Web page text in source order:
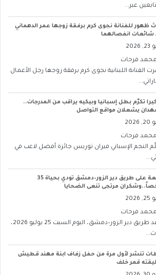
عبر...
ظهور للفنانة نجوى كرم برفقة زوجها عمر الدهماني
شائعات انفصالهما
محمد فرحات
الفنانة اللبنانية نجوى كرم برفقة زوجها رجل الأعمال
تكرّم بطل إسبانيا وبيكيه يراقب من المدرجات..
يشعلان مواقع التواصل
محمد فرحات
النجم الإسباني فيران توريس جائزة أفضل لاعب في
فاجعة على طريق دير الزور–دمشق تودي بحياة 35
مرتجى تنعى الضحايا
محمد فرحات
شهد طريق دير الزور–دمشق، اليوم السبت 25 يوليو 2026،
تنشر لأول مرة من حفل زفاف ابنة مهند قطيش
قمر خلف